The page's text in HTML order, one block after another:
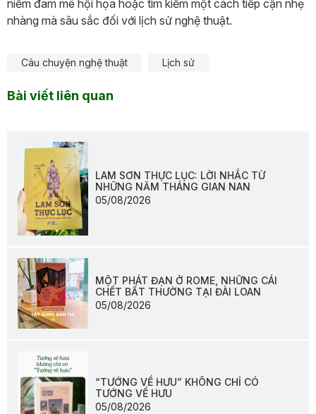
niềm đam mê hội họa hoặc tìm kiếm một cách tiếp cận nhẹ
nhàng mà sâu sắc đối với lịch sử nghệ thuật.
Câu chuyện nghệ thuật Lịch sử
Bài viết liên quan
LAM SƠN THỰC LỤC: LỜI NHẮC TỪ
NHỮNG NĂM THÁNG GIAN NAN
05/08/2026
MỘT PHÁT ĐẠN Ở ROME, NHỮNG CÁI
CHẾT BẤT THƯỜNG TẠI ĐÀI LOAN
05/08/2026
“TƯỚNG VỀ HƯU” KHÔNG CHỈ CÓ
TƯỚNG VỀ HƯU
05/08/2026